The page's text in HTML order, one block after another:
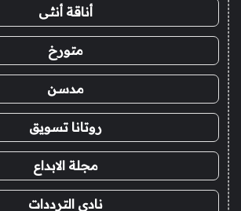
أناقة أنثى
متورخ
مدسن
روتانا تسويق
مجلة الابداع
نادي الترددات